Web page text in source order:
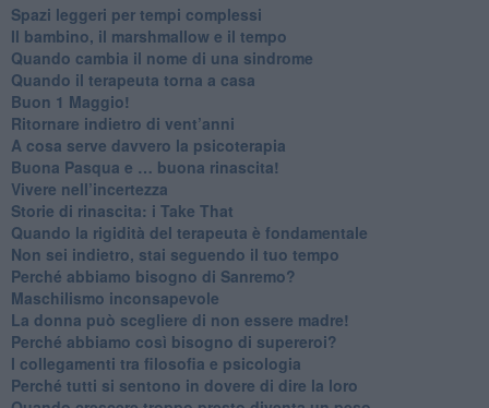
Spazi leggeri per tempi complessi
Il bambino, il marshmallow e il tempo
​Quando cambia il nome di una sindrome
​Quando il terapeuta torna a casa
​Buon 1 Maggio!
Ritornare indietro di vent’anni
​A cosa serve davvero la psicoterapia
​Buona Pasqua e … buona rinascita!
​Vivere nell’incertezza
​Storie di rinascita: i Take That
​Quando la rigidità del terapeuta è fondamentale
​Non sei indietro, stai seguendo il tuo tempo
​Perché abbiamo bisogno di Sanremo?
​Maschilismo inconsapevole
​La donna può scegliere di non essere madre!
​Perché abbiamo così bisogno di supereroi?
​I collegamenti tra filosofia e psicologia
​Perché tutti si sentono in dovere di dire la loro